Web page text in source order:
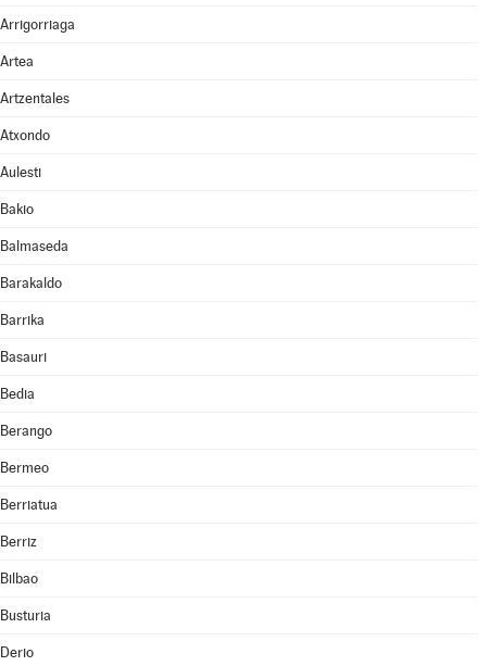
Arrigorriaga
Artea
Artzentales
Atxondo
Aulesti
Bakio
Balmaseda
Barakaldo
Barrika
Basauri
Bedia
Berango
Bermeo
Berriatua
Berriz
Bilbao
Busturia
Derio